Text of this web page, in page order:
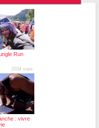
Run
2034 vues
: vivre